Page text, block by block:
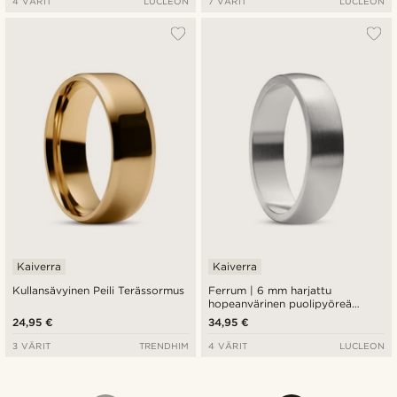
Kullansävyinen Peili Terässormus
Kaiverra
24,95 €
3 VÄRIT TRENDHIM
Ferrum | 6 mm harjattu
hopeanvärinen puolipyöreä
terässormus
Kaiverra
34,95 €
4 VÄRIT LUCLEON